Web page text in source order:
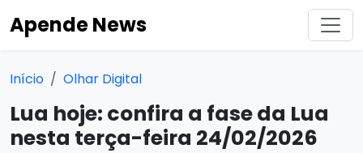
Apende News
Início Olhar Digital
Lua hoje: confira a fase da Lua
nesta terça-feira 24/02/2026